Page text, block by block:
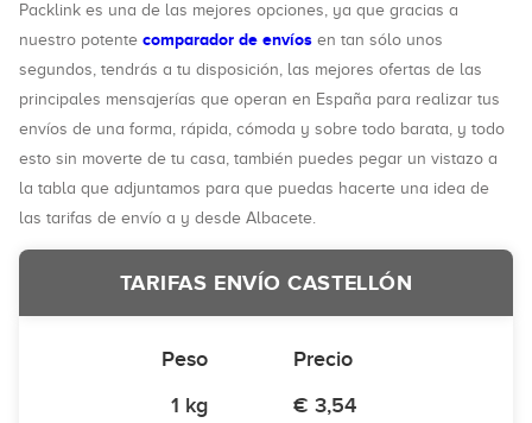
Packlink es una de las mejores opciones, ya que gracias a
nuestro potente comparador de envíos en tan sólo unos
segundos, tendrás a tu disposición, las mejores ofertas de las
principales mensajerías que operan en España para realizar tus
envíos de una forma, rápida, cómoda y sobre todo barata, y todo
esto sin moverte de tu casa, también puedes pegar un vistazo a
la tabla que adjuntamos para que puedas hacerte una idea de
las tarifas de envío a y desde Albacete.
TARIFAS ENVÍO CASTELLÓN
Peso
Precio
1 kg
€ 3,54